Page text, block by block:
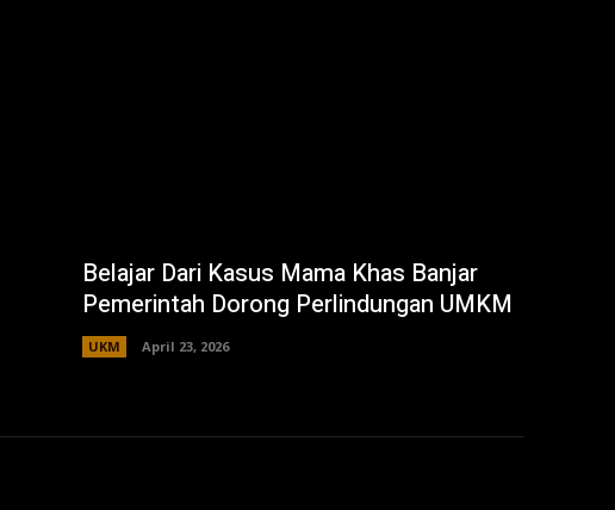
Belajar Dari Kasus Mama Khas Banjar
Pemerintah Dorong Perlindungan UMKM
UKM April 23, 2026